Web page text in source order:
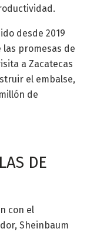
desde 2019
las promesas de
a Zacatecas
el embalse,
de
DE
con el
Sheinbaum